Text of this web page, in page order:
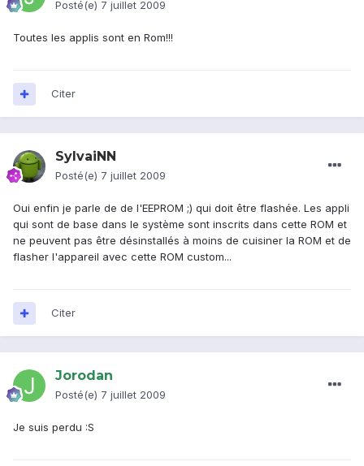
Posté(e) 7 juillet 2009
Toutes les applis sont en Rom!!!
Citer
SylvaiNN
Posté(e) 7 juillet 2009
Oui enfin je parle de de l'EEPROM ;) qui doit être flashée. Les appli
qui sont de base dans le système sont inscrits dans cette ROM et
ne peuvent pas être désinstallés à moins de cuisiner la ROM et de
flasher l'appareil avec cette ROM custom...
Citer
Jorodan
Posté(e) 7 juillet 2009
Je suis perdu :S